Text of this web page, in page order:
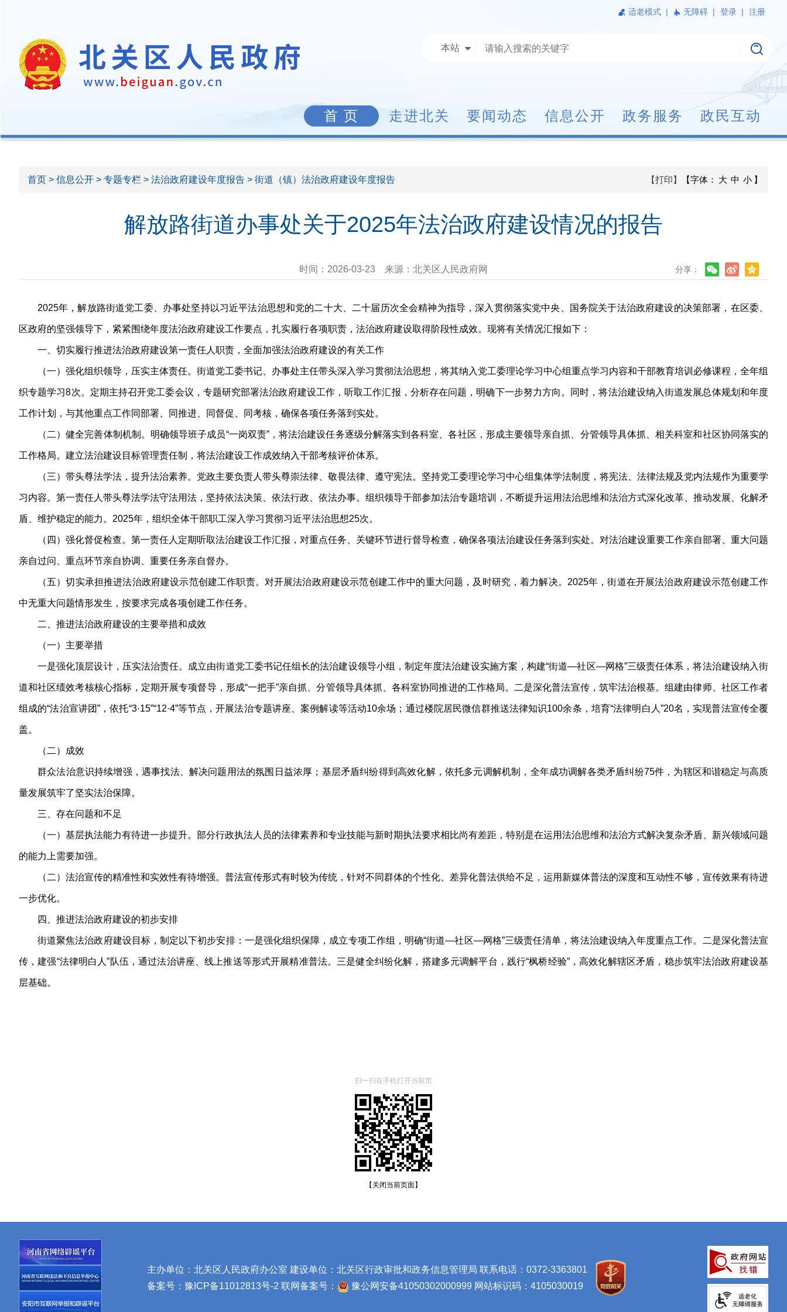
适老模式 | 无障碍 | 登录 | 注册
本站
首 页 走进北关 要闻动态 信息公开 政务服务 政民互动
首页 > 信息公开 > 专题专栏 > 法治政府建设年度报告 > 街道（镇）法治政府建设年度报告 【打印】 【字体： 大 中 小 】
解放路街道办事处关于2025年法治政府建设情况的报告
时间： 2026-03-23 来源： 北关区人民政府网 分享：
2025年，解放路街道党工委、办事处坚持以习近平法治思想和党的二十大、二十届历次全会精神为指导，深入贯彻落实党中央、国务院关于法治政府建设的决策部署，在区委、
区政府的坚强领导下，紧紧围绕年度法治政府建设工作要点，扎实履行各项职责，法治政府建设取得阶段性成效。现将有关情况汇报如下：
一、切实履行推进法治政府建设第一责任人职责，全面加强法治政府建设的有关工作
（一）强化组织领导，压实主体责任。街道党工委书记、办事处主任带头深入学习贯彻法治思想，将其纳入党工委理论学习中心组重点学习内容和干部教育培训必修课程，全年组
织专题学习8次。定期主持召开党工委会议，专题研究部署法治政府建设工作，听取工作汇报，分析存在问题，明确下一步努力方向。同时，将法治建设纳入街道发展总体规划和年度
工作计划，与其他重点工作同部署、同推进、同督促、同考核，确保各项任务落到实处。
（二）健全完善体制机制。明确领导班子成员“一岗双责”，将法治建设任务逐级分解落实到各科室、各社区，形成主要领导亲自抓、分管领导具体抓、相关科室和社区协同落实的
工作格局。建立法治建设目标管理责任制，将法治建设工作成效纳入干部考核评价体系。
（三）带头尊法学法，提升法治素养。党政主要负责人带头尊崇法律、敬畏法律、遵守宪法。坚持党工委理论学习中心组集体学法制度，将宪法、法律法规及党内法规作为重要学
习内容。第一责任人带头尊法学法守法用法，坚持依法决策、依法行政、依法办事。组织领导干部参加法治专题培训，不断提升运用法治思维和法治方式深化改革、推动发展、化解矛
盾、维护稳定的能力。2025年，组织全体干部职工深入学习贯彻习近平法治思想25次。
（四）强化督促检查。第一责任人定期听取法治建设工作汇报，对重点任务、关键环节进行督导检查，确保各项法治建设任务落到实处。对法治建设重要工作亲自部署、重大问题
亲自过问、重点环节亲自协调、重要任务亲自督办。
（五）切实承担推进法治政府建设示范创建工作职责。对开展法治政府建设示范创建工作中的重大问题，及时研究，着力解决。2025年，街道在开展法治政府建设示范创建工作
中无重大问题情形发生，按要求完成各项创建工作任务。
二、推进法治政府建设的主要举措和成效
（一）主要举措
一是强化顶层设计，压实法治责任。成立由街道党工委书记任组长的法治建设领导小组，制定年度法治建设实施方案，构建“街道—社区—网格”三级责任体系，将法治建设纳入街
道和社区绩效考核核心指标，定期开展专项督导，形成“一把手”亲自抓、分管领导具体抓、各科室协同推进的工作格局。二是深化普法宣传，筑牢法治根基。组建由律师、社区工作者
组成的“法治宣讲团”，依托“3·15”“12·4”等节点，开展法治专题讲座、案例解读等活动10余场；通过楼院居民微信群推送法律知识100余条，培育“法律明白人”20名，实现普法宣传全覆
盖。
（二）成效
群众法治意识持续增强，遇事找法、解决问题用法的氛围日益浓厚；基层矛盾纠纷得到高效化解，依托多元调解机制，全年成功调解各类矛盾纠纷75件，为辖区和谐稳定与高质
量发展筑牢了坚实法治保障。
三、存在问题和不足
（一）基层执法能力有待进一步提升。部分行政执法人员的法律素养和专业技能与新时期执法要求相比尚有差距，特别是在运用法治思维和法治方式解决复杂矛盾、新兴领域问题
的能力上需要加强。
（二）法治宣传的精准性和实效性有待增强。普法宣传形式有时较为传统，针对不同群体的个性化、差异化普法供给不足，运用新媒体普法的深度和互动性不够，宣传效果有待进
一步优化。
四、推进法治政府建设的初步安排
街道聚焦法治政府建设目标，制定以下初步安排：一是强化组织保障，成立专项工作组，明确“街道—社区—网格”三级责任清单，将法治建设纳入年度重点工作。二是深化普法宣
传，建强“法律明白人”队伍，通过法治讲座、线上推送等形式开展精准普法。三是健全纠纷化解，搭建多元调解平台，践行“枫桥经验”，高效化解辖区矛盾，稳步筑牢法治政府建设基
层基础。
扫一扫在手机打开当前页
【关闭当前页面】
主办单位：北关区人民政府办公室 建设单位：北关区行政审批和政务信息管理局 联系电话：0372-3363801
备案号： 豫ICP备11012813号-2 联网备案号： 豫公网安备41050302000999 网站标识码：4105030019